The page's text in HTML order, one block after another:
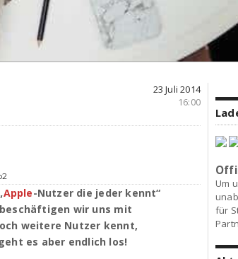
23 Juli 2014
16:00
Apple-Nutzer die jeder kennt“
wir uns mit
weitere Nutzer kennt,
es aber endlich los!
Um
für